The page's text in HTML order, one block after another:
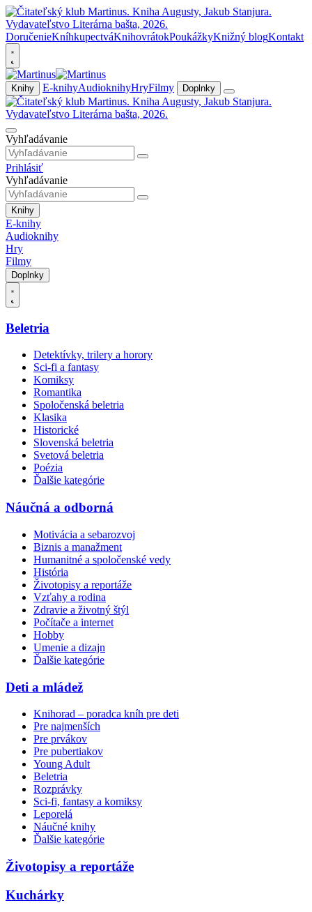
DoručenieKníhkupectváKnihovrátokPoukážkyKnižný blogKontakt
Knihy E-knihyAudioknihyHryFilmy Doplnky
Vyhľadávanie
Prihlásiť
Vyhľadávanie
Knihy
E-knihy
Audioknihy
Hry
Filmy
Doplnky
Beletria
Detektívky, trilery a horory
Sci-fi a fantasy
Komiksy
Romantika
Spoločenská beletria
Klasika
Historické
Slovenská beletria
Svetová beletria
Poézia
Ďalšie kategórie
Náučná a odborná
Motivácia a sebarozvoj
Biznis a manažment
Humanitné a spoločenské vedy
História
Životopisy a reportáže
Vzťahy a rodina
Zdravie a životný štýl
Počítače a internet
Hobby
Umenie a dizajn
Ďalšie kategórie
Deti a mládež
Knihorad – poradca kníh pre deti
Pre najmenších
Pre prvákov
Pre pubertiakov
Young Adult
Beletria
Rozprávky
Sci-fi, fantasy a komiksy
Leporelá
Náučné knihy
Ďalšie kategórie
Životopisy a reportáže
Kuchárky